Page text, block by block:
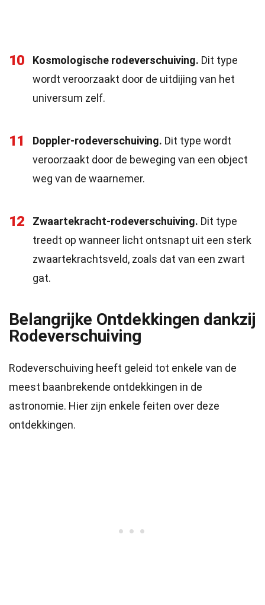
10 Kosmologische rodeverschuiving. Dit type
wordt veroorzaakt door de uitdijing van het
universum zelf.
11 Doppler-rodeverschuiving. Dit type wordt
veroorzaakt door de beweging van een object
weg van de waarnemer.
12 Zwaartekracht-rodeverschuiving. Dit type
treedt op wanneer licht ontsnapt uit een sterk
zwaartekrachtsveld, zoals dat van een zwart
gat.
Belangrijke Ontdekkingen dankzij
Rodeverschuiving
Rodeverschuiving heeft geleid tot enkele van de
meest baanbrekende ontdekkingen in de
astronomie. Hier zijn enkele feiten over deze
ontdekkingen.